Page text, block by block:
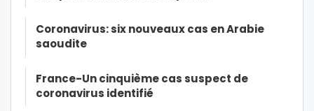
Coronavirus: six nouveaux cas en Arabie
saoudite
France-Un cinquième cas suspect de
coronavirus identifié